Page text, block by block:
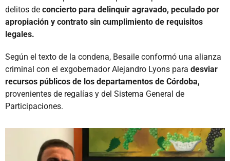
delitos de concierto para delinquir agravado, peculado por
apropiación y contrato sin cumplimiento de requisitos
legales.
Según el texto de la condena, Besaile conformó una alianza
criminal con el exgobernador Alejandro Lyons para desviar
recursos públicos de los departamentos de Córdoba,
provenientes de regalías y del Sistema General de
Participaciones.